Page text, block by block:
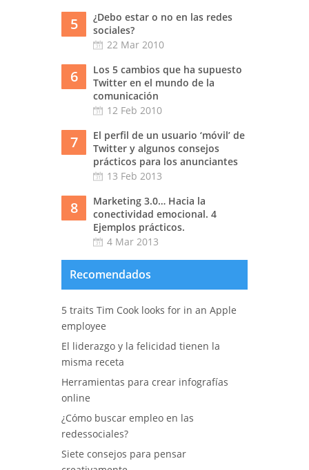
5
¿Debo estar o no en las redes
sociales?
22 Mar 2010
6
Los 5 cambios que ha supuesto
Twitter en el mundo de la
comunicación
12 Feb 2010
7
El perfil de un usuario ‘móvil’ de
Twitter y algunos consejos
prácticos para los anunciantes
13 Feb 2013
8
Marketing 3.0… Hacia la
conectividad emocional. 4
Ejemplos prácticos.
4 Mar 2013
Recomendados
5 traits Tim Cook looks for in an Apple
employee
El liderazgo y la felicidad tienen la
misma receta
Herramientas para crear infografías
online
¿Cómo buscar empleo en las
redessociales?
Siete consejos para pensar